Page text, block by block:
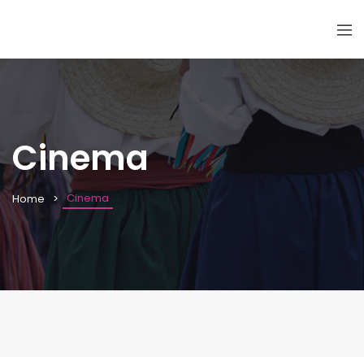
Cinema
Home Cinema